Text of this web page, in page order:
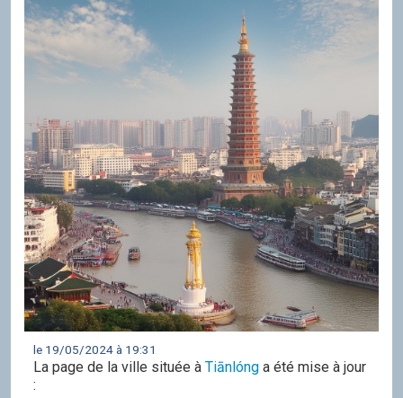
le 19/05/2024 à 19:31
La page de la ville située à Tiānlóng a été mise à jour
: